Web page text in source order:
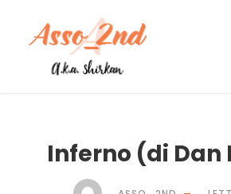
Inferno (di Dan